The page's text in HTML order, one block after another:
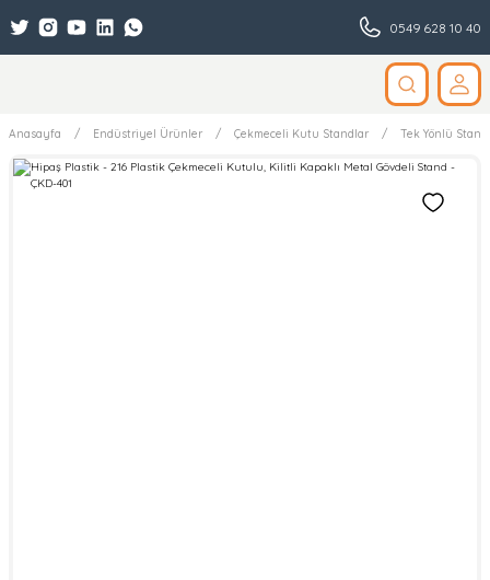
0549 628 10 40
Anasayfa Endüstriyel Ürünler Çekmeceli Kutu Standlar Tek Yönlü